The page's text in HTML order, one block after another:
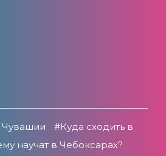
#Куда сходить в
научат в Чебоксарах?